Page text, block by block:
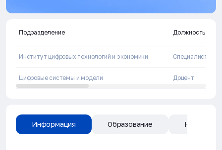
Подразделение Должность
Институт цифровых технологий и экономики Специалист по
Цифровые системы и модели Доцент
Информация Образование